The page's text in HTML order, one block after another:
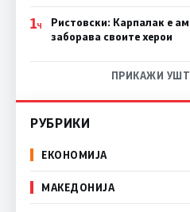
1Ч
Ристовски: Карпалак е
заборава своите херои
ПРИКАЖИ
РУБРИКИ
ЕКОНОМИЈА
МАКЕДОНИЈА